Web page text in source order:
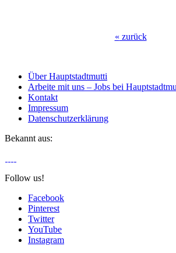
« zurück
Über Hauptstadtmutti
Arbeite mit uns – Jobs bei
Kontakt
Impressum
Datenschutzerklärung
Bekannt aus:
Follow us!
Facebook
Pinterest
Twitter
YouTube
Instagram